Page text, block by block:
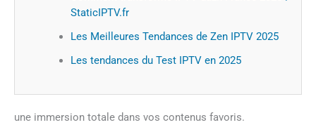
StaticIPTV.fr
Les Meilleures Tendances de Zen IPTV 2025
Les tendances du Test IPTV en 2025
une immersion totale dans vos contenus favoris.